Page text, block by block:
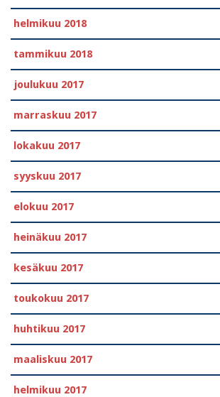
helmikuu 2018
tammikuu 2018
joulukuu 2017
marraskuu 2017
lokakuu 2017
syyskuu 2017
elokuu 2017
heinäkuu 2017
kesäkuu 2017
toukokuu 2017
huhtikuu 2017
maaliskuu 2017
helmikuu 2017